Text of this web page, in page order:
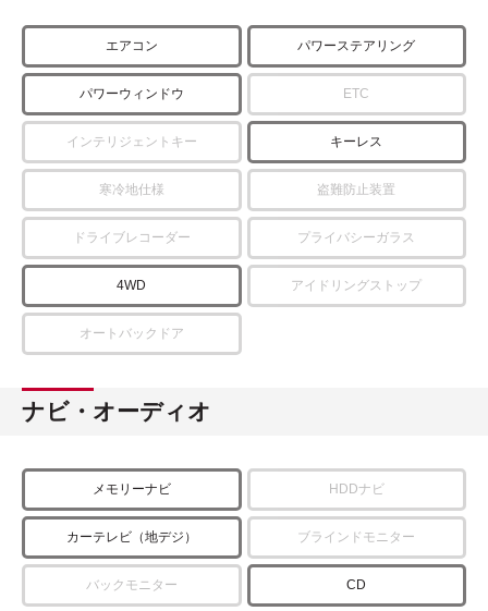
エアコン パワーステアリング
パワーウィンドウ ETC
インテリジェントキー キーレス
寒冷地仕様 盗難防止装置
ドライブレコーダー プライバシーガラス
4WD アイドリングストップ
オートバックドア
ナビ・オーディオ
メモリーナビ HDDナビ
カーテレビ（地デジ） ブラインドモニター
バックモニター CD